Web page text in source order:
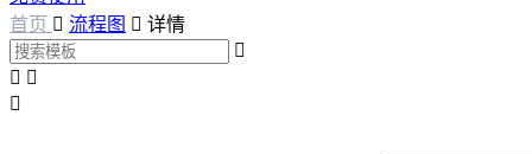
首页  流程图  详情

 
